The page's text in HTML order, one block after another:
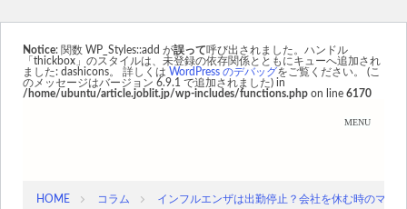
Notice: 関数 WP_Styles::add が誤って呼び出されました。ハンドル
「thickbox」のスタイルは、未登録の依存関係とともにキューへ追加され
ました: dashicons。 詳しくは WordPress のデバッグをご覧ください。 (こ
のメッセージはバージョン 6.9.1 で追加されました) in
/home/ubuntu/article.joblit.jp/wp-includes/functions.php on line 6170
HOME コラム インフルエンザは出勤停止？会社を休む時のマナ